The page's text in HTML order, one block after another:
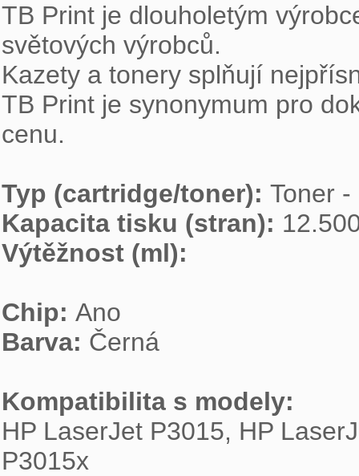
TB Print je dlouholetým
světových výrobců.
Kazety a tonery splňují
TB Print je synonymum pro
cenu.
Typ (cartridge/toner):
Kapacita tisku (stran):
Výtěžnost (ml):
Chip:
Barva: Černá
Kompatibilita s modely:
HP LaserJet P3015, HP
P3015x